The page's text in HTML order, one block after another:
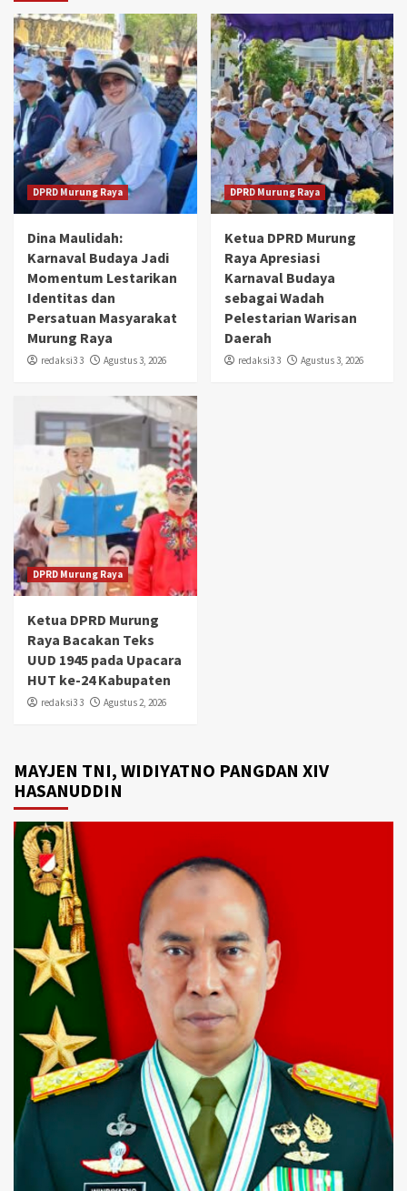
DPRD Murung Raya
Dina Maulidah:
Karnaval Budaya Jadi
Momentum Lestarikan
Identitas dan
Persatuan Masyarakat
Murung Raya
redaksi3 3 Agustus 3, 2026
DPRD Murung Raya
Ketua DPRD Murung
Raya Apresiasi
Karnaval Budaya
sebagai Wadah
Pelestarian Warisan
Daerah
redaksi3 3 Agustus 3, 2026
DPRD Murung Raya
Ketua DPRD Murung
Raya Bacakan Teks
UUD 1945 pada Upacara
HUT ke-24 Kabupaten
redaksi3 3 Agustus 2, 2026
MAYJEN TNI, WIDIYATNO PANGDAN XIV
HASANUDDIN